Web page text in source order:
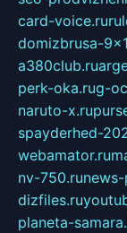
card-voice.ru
domizbrusa-
a380club.ru
perk-oka.rug-
naruto-x.ru
spayderhed-
webamator.ru
nv-750.ru
dizfiles.ru
planeta-